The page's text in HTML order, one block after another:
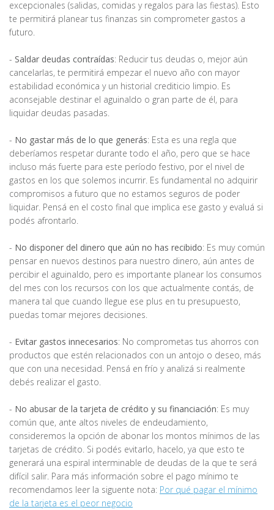
excepcionales (salidas, comidas y regalos para las fiestas). Esto
te permitirá planear tus finanzas sin comprometer gastos a
futuro.
- Saldar deudas contraídas: Reducir tus deudas o, mejor aún
cancelarlas, te permitirá empezar el nuevo año con mayor
estabilidad económica y un historial crediticio limpio. Es
aconsejable destinar el aguinaldo o gran parte de él, para
liquidar deudas pasadas.
- No gastar más de lo que generás: Esta es una regla que
deberíamos respetar durante todo el año, pero que se hace
incluso más fuerte para este período festivo, por el nivel de
gastos en los que solemos incurrir. Es fundamental no adquirir
compromisos a futuro que no estamos seguros de poder
liquidar. Pensá en el costo final que implica ese gasto y evaluá si
podés afrontarlo.
- No disponer del dinero que aún no has recibido: Es muy común
pensar en nuevos destinos para nuestro dinero, aún antes de
percibir el aguinaldo, pero es importante planear los consumos
del mes con los recursos con los que actualmente contás, de
manera tal que cuando llegue ese plus en tu presupuesto,
puedas tomar mejores decisiones.
- Evitar gastos innecesarios: No comprometas tus ahorros con
productos que estén relacionados con un antojo o deseo, más
que con una necesidad. Pensá en frío y analizá si realmente
debés realizar el gasto.
- No abusar de la tarjeta de crédito y su financiación: Es muy
común que, ante altos niveles de endeudamiento,
consideremos la opción de abonar los montos mínimos de las
tarjetas de crédito. Si podés evitarlo, hacelo, ya que esto te
generará una espiral interminable de deudas de la que te será
difícil salir. Para más información sobre el pago mínimo te
recomendamos leer la siguente nota: Por qué pagar el mínimo
de la tarjeta es el peor negocio